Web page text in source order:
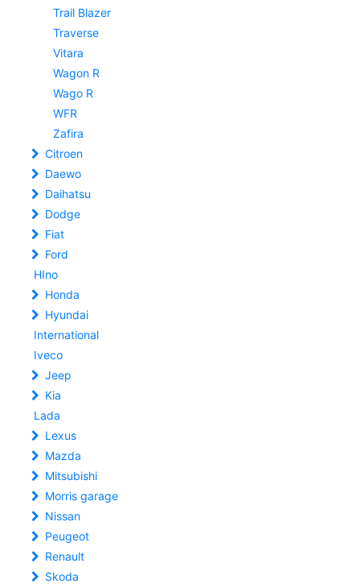
Trail Blazer
Traverse
Vitara
Wagon R
Wago R
WFR
Zafira
Citroen
Daewo
Daihatsu
Dodge
Fiat
Ford
HIno
Honda
Hyundai
International
Iveco
Jeep
Kia
Lada
Lexus
Mazda
Mitsubishi
Morris garage
Nissan
Peugeot
Renault
Skoda